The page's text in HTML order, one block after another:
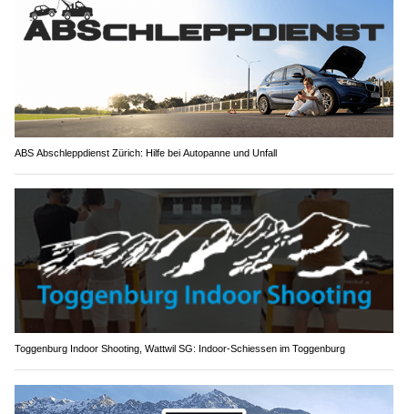
ABS Abschleppdienst Zürich: Hilfe bei Autopanne und Unfall
Toggenburg Indoor Shooting, Wattwil SG: Indoor-Schiessen im Toggenburg